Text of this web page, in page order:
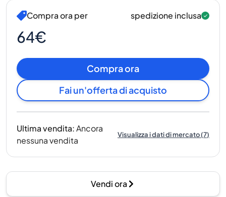
Compra ora per
64€
spedizione inclusa
Compra ora
Fai un'offerta di acquisto
Ultima vendita:Ancora
nessuna vendita
Visualizza i dati di mercato(7)
Vendi ora